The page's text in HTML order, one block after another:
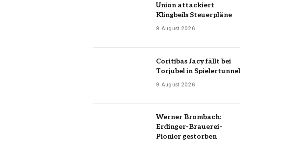
Union attackiert
Klingbeils Steuerpläne
9 August 2026
Coritibas Jacy fällt bei
Torjubel in Spielertunnel
9 August 2026
Werner Brombach:
Erdinger-Brauerei-
Pionier gestorben